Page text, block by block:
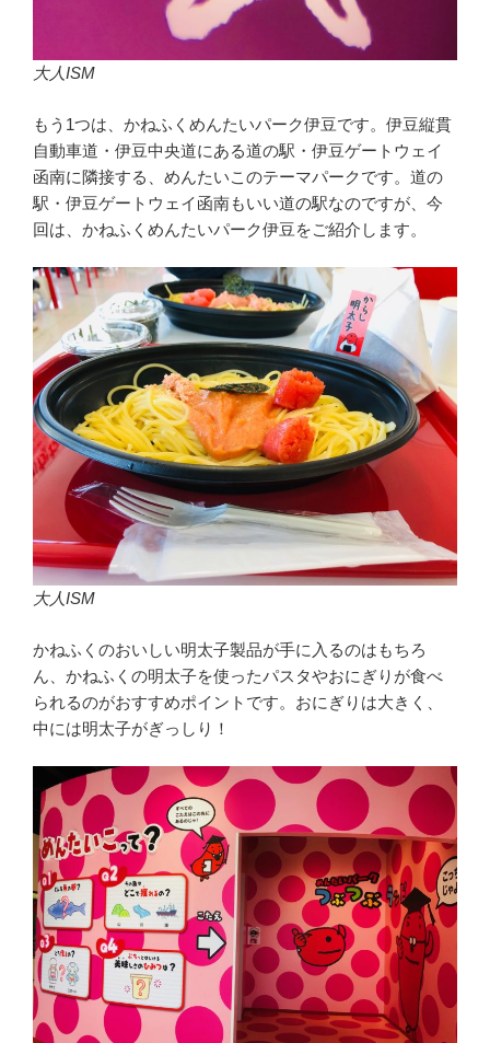
大人ISM
もう1つは、かねふくめんたいパーク伊豆です。伊豆縦貫
自動車道・伊豆中央道にある道の駅・伊豆ゲートウェイ
函南に隣接する、めんたいこのテーマパークです。道の
駅・伊豆ゲートウェイ函南もいい道の駅なのですが、今
回は、かねふくめんたいパーク伊豆をご紹介します。
大人ISM
かねふくのおいしい明太子製品が手に入るのはもちろ
ん、かねふくの明太子を使ったパスタやおにぎりが食べ
られるのがおすすめポイントです。おにぎりは大きく、
中には明太子がぎっしり！